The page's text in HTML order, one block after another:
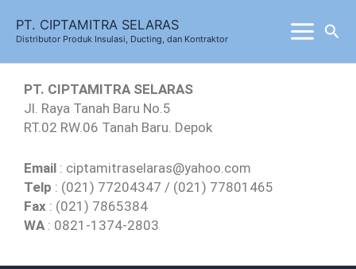
content
PT. CIPTAMITRA SELARAS
Distributor Produk Insulasi, Ducting, dan Kontraktor
PT. CIPTAMITRA SELARAS
Jl. Raya Tanah Baru No.5
RT.02 RW.06 Tanah Baru. Depok
Email : ciptamitraselaras@yahoo.com
Telp : (021) 77204347 / (021) 77801465
Fax : (021) 7865384
WA: 0821-1374-2803